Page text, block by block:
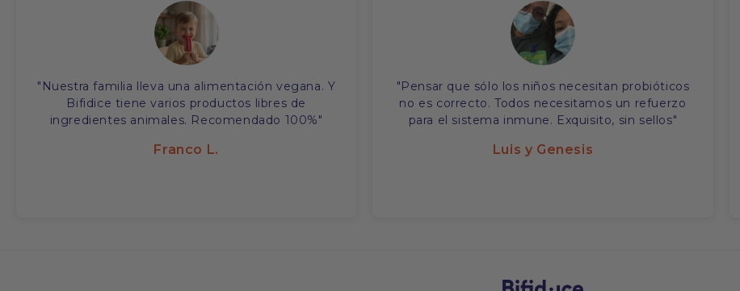
"Nuestra familia lleva una alimentación vegana. Y
Bifidice tiene varios productos libres de
ingredientes animales. Recomendado 100%"
Franco L.
"Pensar que sólo los niños necesitan probióticos
no es correcto. Todos necesitamos un refuerzo
para el sistema inmune. Exquisito, sin sellos"
Luis y Genesis